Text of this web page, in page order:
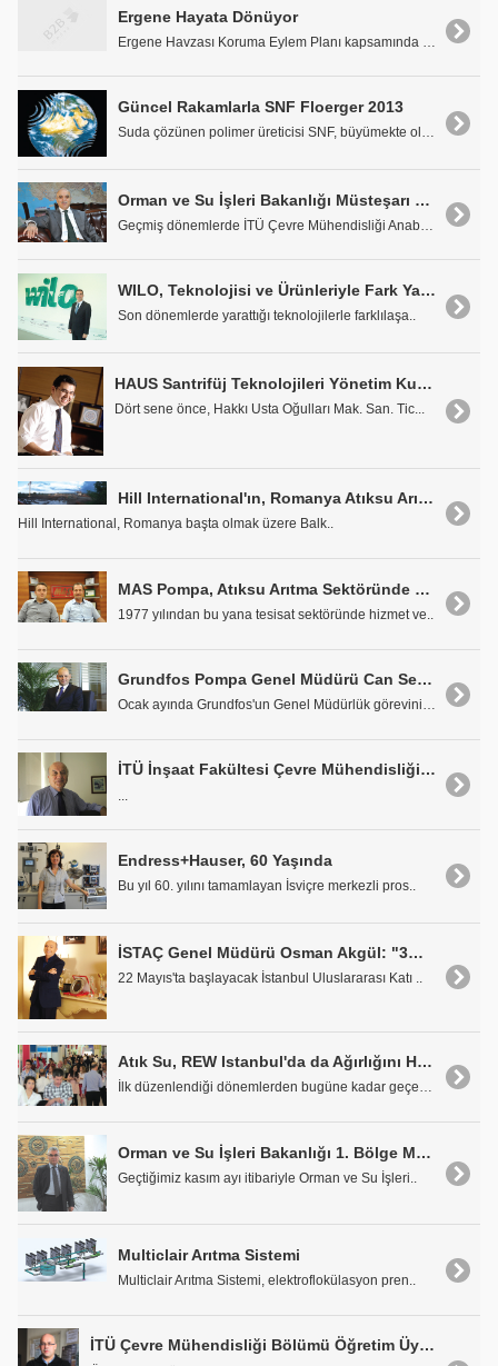
Ergene Hayata Dönüyor
Güncel Rakamlarla SNF Floerger 2013
Suda çözünen polimer üreticisi SNF, büyümekte olan..
Orman ve Su İşleri Bakanlığı Müsteşarı Prof. Dr. Lütfi Akça "Su, 21. Yüzyılın Stratejik Kaynaklarından Birisi Olacak"
WILO, Teknolojisi ve Ürünleriyle Fark Yaratmaya Devam Ediyor
Son dönemlerde yarattığı teknolojilerle farklılaşa..
HAUS Santrifüj Teknolojileri Yönetim Kurulu Başkanı Hakkı Gözlüklü: "Yatırımlarımız Devam Ediyor"
Dört sene önce, Hakkı Usta Oğulları Mak. San. Tic...
Hill International'ın, Romanya Atıksu Arıtma Projeleri
Hill International, Romanya başta olmak üzere Balk..
MAS Pompa, Atıksu Arıtma Sektöründe de İddialı
1977 yılından bu yana tesisat sektöründe hizmet ve..
Grundfos Pompa Genel Müdürü Can Seyhan: "Enerjiyi Verimli Kullanmak Artık bir Zorunluluk"
Ocak ayında Grundfos'un Genel Müdürlük görevini de..
İTÜ İnşaat Fakültesi Çevre Mühendisliği Bölümü Emekli Öğretim Üyesi, İmar ve İskan Eski Bakanı Prof. Dr. Ahmet Samsunlu: "Çevre Konusunda Ümitsiz Olmamamız Lazım"
Endress+Hauser, 60 Yaşında
Bu yıl 60. yılını tamamlayan İsviçre merkezli pros..
İSTAÇ Genel Müdürü Osman Akgül: "3W Kongresi'nde Tüm Aktörler Biraraya Gelecek"
22 Mayıs'ta başlayacak İstanbul Uluslararası Katı ..
Atık Su, REW Istanbul'da da Ağırlığını Hissettiriyor
İlk düzenlendiği dönemlerden bugüne kadar geçen sü..
Orman ve Su İşleri Bakanlığı 1. Bölge Müdürü Haluk Özder: "Arazide Denetim Şart"
Geçtiğimiz kasım ayı itibariyle Orman ve Su İşleri..
Multiclair Arıtma Sistemi
Multiclair Arıtma Sistemi, elektroflokülasyon pren..
İTÜ Çevre Mühendisliği Bölümü Öğretim Üyesi Doç. Dr. Güçlü İnsel: "Türkiye Koşullarına Uygun Tesisler İnşa Edilmeli"